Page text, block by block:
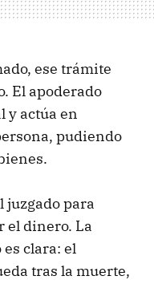
ese trámite
El apoderado
y actúa en
pudiendo
juzgado para
el dinero. La
clara: el
tras la muerte,